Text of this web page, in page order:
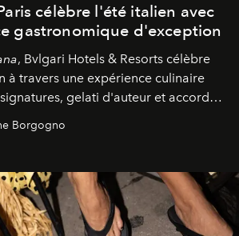
célèbre l'été italien avec
gastronomique d'exception
, Bvlgari Hotels & Resorts célèbre
à travers une expérience culinaire
gelati d'auteur et accords
un véritable voyage sensoriel.
Borgogno